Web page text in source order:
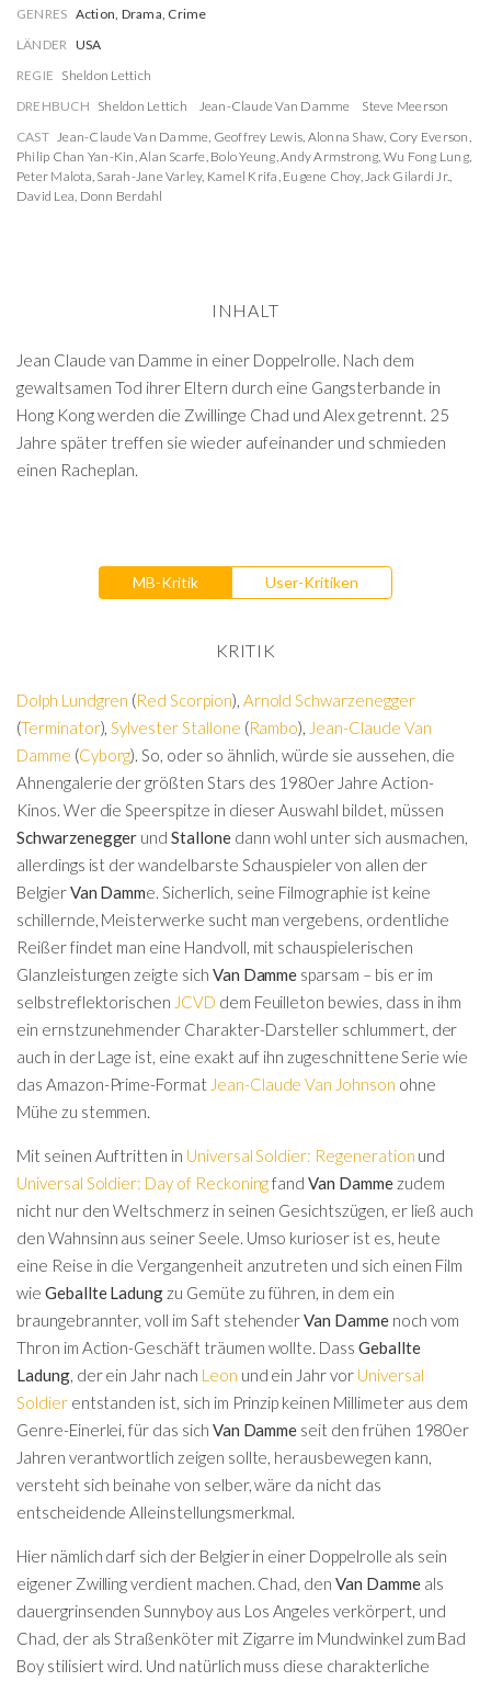
GENRES Action, Drama, Crime
LÄNDER USA
REGIE Sheldon Lettich
DREHBUCH Sheldon Lettich Jean-Claude Van Damme
Steve Meerson
CAST
Jean-Claude Van Damme Geoffrey Lewis Alonna Shaw Cory Everson
Philip Chan Yan-Kin ,Alan Scarfe Bolo Yeung ,Andy Armstrong Wu Fong Lung,
Peter Malota Sarah-Jane Varley, Kamel Krifa Eugene Choy, Jack Gilardi Jr.
David Lea Donn Berdahl
INHALT
Jean Claude van Damme in einer Doppelrolle. Nach dem
gewaltsamen Tod ihrer Eltern durch eine Gangsterbande in
Hong Kong werden die Zwillinge Chad und Alex getrennt. 25
Jahre später treffen sie wieder aufeinander und schmieden
einen Racheplan.
MB-Kritik User-Kritiken
KRITIK
Dolph Lundgren (Red Scorpion), Arnold Schwarzenegger
(Terminator),Sylvester Stallone (Rambo), Jean-Claude Van
Damme (Cyborg). So, oder so ähnlich, würde sie aussehen, die
Ahnengalerie der größten Stars des 1980er Jahre Action-
Kinos. Wer die Speerspitze in dieser Auswahl bildet, müssen
Schwarzenegger undStallone dann wohl unter sich ausmachen,
allerdings ist der wandelbarste Schauspieler von allen der
BelgierVan Damme. Sicherlich, seine Filmographie ist keine
schillernde, Meisterwerke sucht man vergebens, ordentliche
Reißer findet man eine Handvoll, mit schauspielerischen
Glanzleistungen zeigte sich Van Damme sparsam – bis er im
selbstreflektorischen JCVD dem Feuilleton bewies, dass in ihm
ein ernstzunehmender Charakter-Darsteller schlummert, der
auch in der Lage ist, eine exakt auf ihn zugeschnittene Serie wie
das Amazon-Prime-Format Jean-Claude Van Johnson ohne
Mühe zu stemmen.
Mit seinen Auftritten in Universal Soldier: Regeneration und
Universal Soldier: Day of ReckoningfandVan Dammezudem
nicht nur den Weltschmerz in seinen Gesichtszügen, er ließ auch
den Wahnsinn aus seiner Seele. Umso kurioser ist es, heute
eine Reise in die Vergangenheit anzutreten und sich einen Film
wie Geballte Ladungzu Gemüte zu führen, in dem ein
braungebrannter, voll im Saft stehenderVan Dammenoch vom
Thron im Action-Geschäft träumen wollte. Dass Geballte
Ladung, der ein Jahr nach Leon und ein Jahr vor Universal
Soldierentstanden ist, sich im Prinzip keinen Millimeter aus dem
Genre-Einerlei, für das sich Van Damme seit den frühen 1980er
Jahren verantwortlich zeigen sollte, herausbewegen kann,
versteht sich beinahe von selber, wäre da nicht das
entscheidende Alleinstellungsmerkmal.
Hier nämlich darf sich der Belgier in einer Doppelrolle als sein
eigener Zwilling verdient machen. Chad, denVan Dammeals
dauergrinsenden Sunnyboy aus Los Angeles verkörpert, und
Chad, der als Straßenköter mit Zigarre im Mundwinkel zum Bad
Boy stilisiert wird. Und natürlich muss diese charakterliche